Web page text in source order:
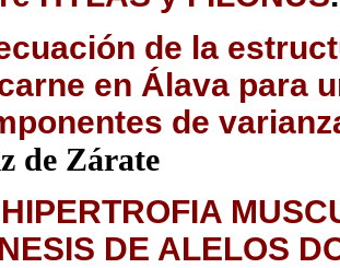
de la
en Álava para
de
de Zárate
DE ALELOS